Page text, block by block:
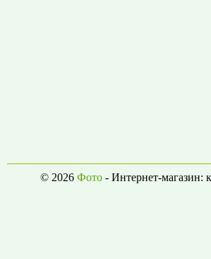
© 2026 Фото- Интернет-магазин: